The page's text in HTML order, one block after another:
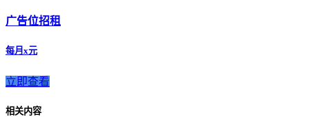
广告位招租
每月x元
立即查看
相关内容